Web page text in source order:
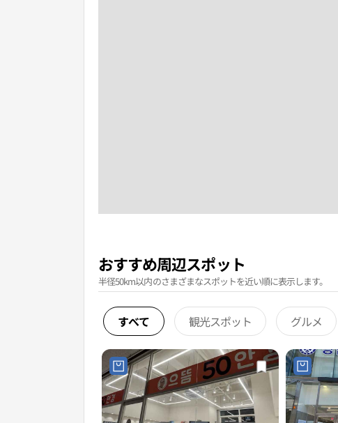
おすすめ周辺スポット
半径50km以内のさまざまなスポットを近い順に表示します。
すべて 観光スポット グルメ